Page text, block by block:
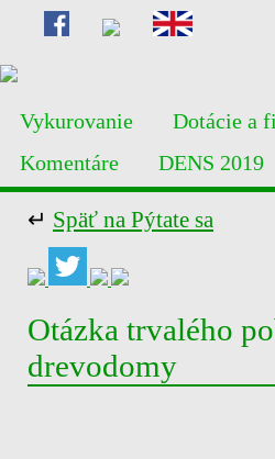
Vykurovanie Dotácie a
Komentáre
DENS 2019
↵ Späť na Pýtate sa
Otázka trvalého
drevodomy